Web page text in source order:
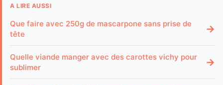
A LIRE AUSSI
Que faire avec 250g de mascarpone sans prise de
tête
→
Quelle viande manger avec des carottes vichy pour
sublimer
→